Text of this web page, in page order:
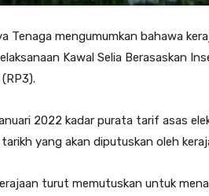
Tenaga mengumumkan bahawa
Kawal Selia Berasaskan
2022 kadar purata tarif asas
yang akan diputuskan oleh
turut memutuskan untuk